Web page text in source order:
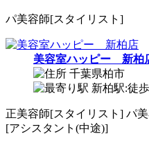
パ美容師[スタイリスト]
美容室ハッピー 新柏
千葉県柏市
新柏駅:徒
正美容師[スタイリスト] パ
[アシスタント(中途)]